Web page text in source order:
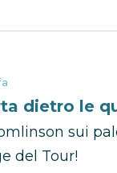
dietro le
sui
del Tour!